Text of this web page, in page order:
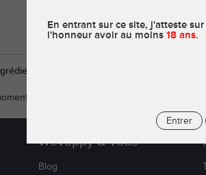
En entrant sur ce site, j'atteste sur
l'honneur avoir au moins 18 ans.
Entrer
1 à 1 sur
qui composent les thés CBD et les
de relaxation, découvrir les bienfaits du
Wevappy & vous
Blog